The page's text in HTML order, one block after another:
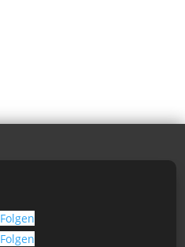
Folgen
Folgen